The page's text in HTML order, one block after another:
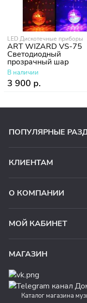
LED Дискотечные приборы
ART WIZARD VS-75
Светодиодный
прозрачный шар
В наличии
3 900 р.
ПОПУЛЯРНЫЕ
КЛИЕНТАМ
О КОМПАНИИ
МОЙ КАБИНЕТ
МАГАЗИН
Каталог магазина